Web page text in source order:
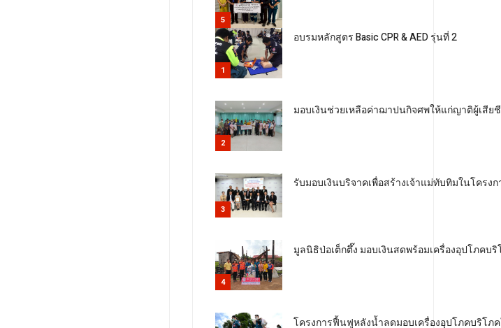
5
1
อบรมหลักสูตร Basic CPR & AED รุ่นที่ 2
2
มอบเงินช่วยเหลือค่าฌาปนกิจศพให้แก่ญาติผู้เสีย
3
รับมอบเงินบริจาคเพื่อสร้างเจ้าแม่ทับทิมในโคร
4
มูลนิธิป่อเต็กตึ๊ง มอบเงินสดพร้อมเครื่องอุปโภคบ
โครงการฟื้นฟูหลังน้ำลดมอบเครื่องอุปโภคบริโ